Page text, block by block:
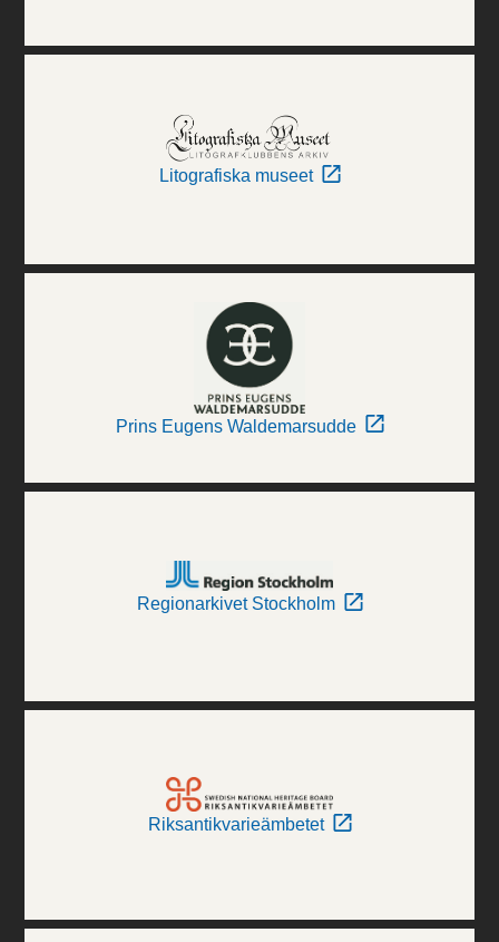
Litografiska museet
Prins Eugens Waldemarsudde
Regionarkivet Stockholm
Riksantikvarieämbetet